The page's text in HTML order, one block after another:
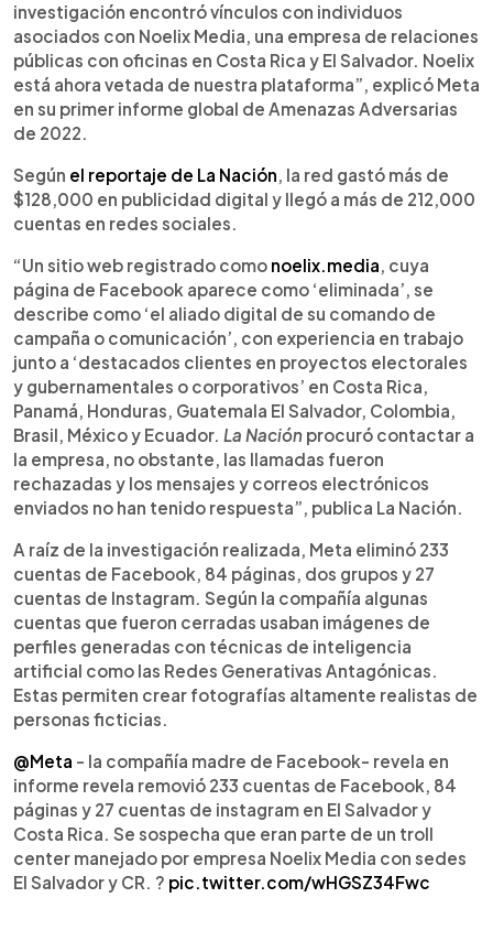
investigación encontró vínculos con individuos
asociados con Noelix Media, una empresa de relaciones
públicas con oficinas en Costa Rica y El Salvador. Noelix
está ahora vetada de nuestra plataforma”, explicó Meta
en su primer informe global de Amenazas Adversarias
de 2022.
Según el reportaje de La Nación, la red gastó más de
$128,000 en publicidad digital y llegó a más de 212,000
cuentas en redes sociales.
“Un sitio web registrado como noelix.media, cuya
página de Facebook aparece como ‘eliminada’, se
describe como ‘el aliado digital de su comando de
campaña o comunicación’, con experiencia en trabajo
junto a ‘destacados clientes en proyectos electorales
y gubernamentales o corporativos’ en Costa Rica,
Panamá, Honduras, Guatemala El Salvador, Colombia,
Brasil, México y Ecuador. La Nación procuró contactar a
la empresa, no obstante, las llamadas fueron
rechazadas y los mensajes y correos electrónicos
enviados no han tenido respuesta”, publica La Nación.
A raíz de la investigación realizada, Meta eliminó 233
cuentas de Facebook, 84 páginas, dos grupos y 27
cuentas de Instagram. Según la compañía algunas
cuentas que fueron cerradas usaban imágenes de
perfiles generadas con técnicas de inteligencia
artificial como las Redes Generativas Antagónicas.
Estas permiten crear fotografías altamente realistas de
personas ficticias.
@Meta - la compañía madre de Facebook- revela en
informe revela removió 233 cuentas de Facebook, 84
páginas y 27 cuentas de instagram en El Salvador y
Costa Rica. Se sospecha que eran parte de un troll
center manejado por empresa Noelix Media con sedes
El Salvador y CR. ? pic.twitter.com/wHGSZ34Fwc